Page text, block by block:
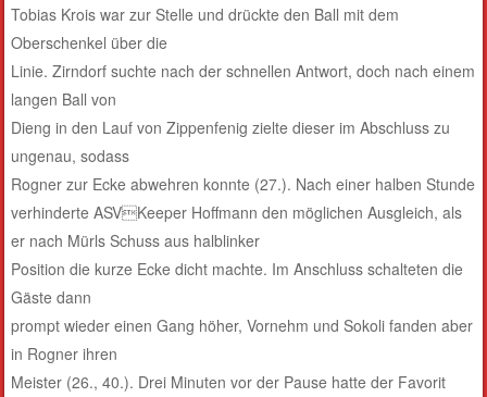
Tobias Krois war zur Stelle und drückte den Ball mit dem
Oberschenkel über die
Linie. Zirndorf suchte nach der schnellen Antwort, doch nach einem
langen Ball von
Dieng in den Lauf von Zippenfenig zielte dieser im Abschluss zu
ungenau, sodass
Rogner zur Ecke abwehren konnte (27.). Nach einer halben Stunde
verhinderte ASVKeeper Hoffmann den möglichen Ausgleich, als
er nach Mürls Schuss aus halblinker
Position die kurze Ecke dicht machte. Im Anschluss schalteten die
Gäste dann
prompt wieder einen Gang höher, Vornehm und Sokoli fanden aber
in Rogner ihren
Meister (26., 40.). Drei Minuten vor der Pause hatte der Favorit